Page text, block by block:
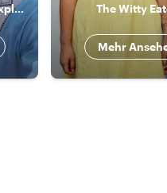
Let’s Eat, Laugh, and Explore Like Locals The Witty
Mehr